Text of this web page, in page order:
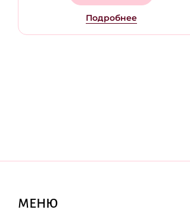
Подробнее
МЕНЮ